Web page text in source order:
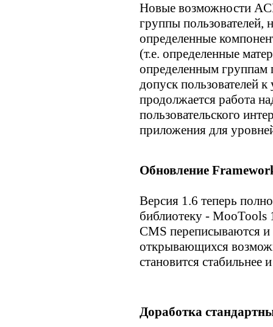
Новые возможности
группы пользователей,
определенные
(т.е. определенные
определенным группам
допуск пользователей
продолжается работа
пользовательского
приложения для
Обновление
Версия 1.6 теперь
библиотеку - MooTools
CMS переписываются и
открывающихся
становится стабильнее
Доработка